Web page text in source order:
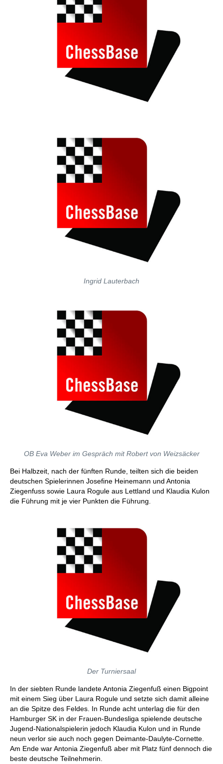
Ingrid Lauterbach
OB Eva Weber im Gespräch mit Robert von Weizsäcker
Bei Halbzeit, nach der fünften Runde, teilten sich die beiden
deutschen Spielerinnen Josefine Heinemann und Antonia
Ziegenfuss sowie Laura Rogule aus Lettland und Klaudia Kulon
die Führung mit je vier Punkten die Führung.
Der Turniersaal
In der siebten Runde landete Antonia Ziegenfuß einen Bigpoint
mit einem Sieg über Laura Rogule und setzte sich damit alleine
an die Spitze des Feldes. In Runde acht unterlag die für den
Hamburger SK in der Frauen-Bundesliga spielende deutsche
Jugend-Nationalspielerin jedoch Klaudia Kulon und in Runde
neun verlor sie auch noch gegen Deimante-Daulyte-Cornette.
Am Ende war Antonia Ziegenfuß aber mit Platz fünf dennoch die
beste deutsche Teilnehmerin.